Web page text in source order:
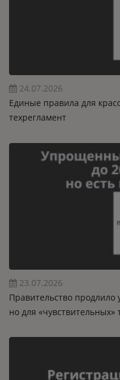
24.07.2026
Единые правила для
техрегламент
23.07.2026
Правительство
но для